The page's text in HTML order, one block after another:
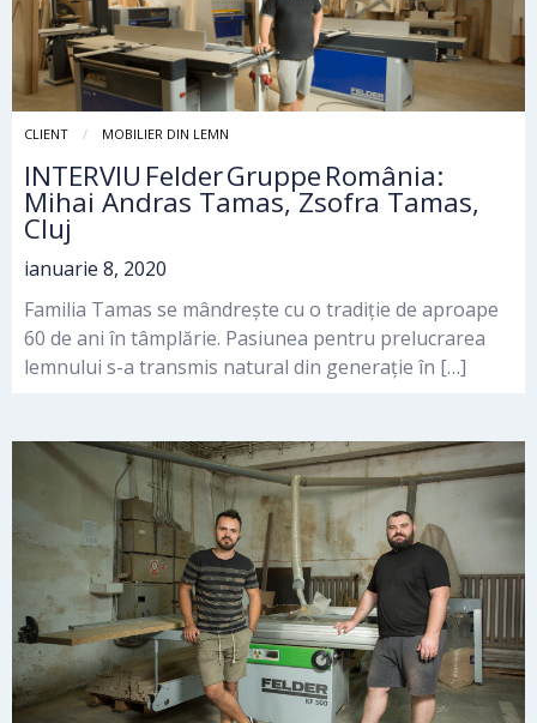
CLIENT MOBILIER DIN LEMN
INTERVIU Felder Gruppe România:
Mihai Andras Tamas, Zsofra Tamas,
Cluj
ianuarie 8, 2020
Familia Tamas se mândrește cu o tradiție de aproape
60 de ani în tâmplărie. Pasiunea pentru prelucrarea
lemnului s-a transmis natural din generație în […]